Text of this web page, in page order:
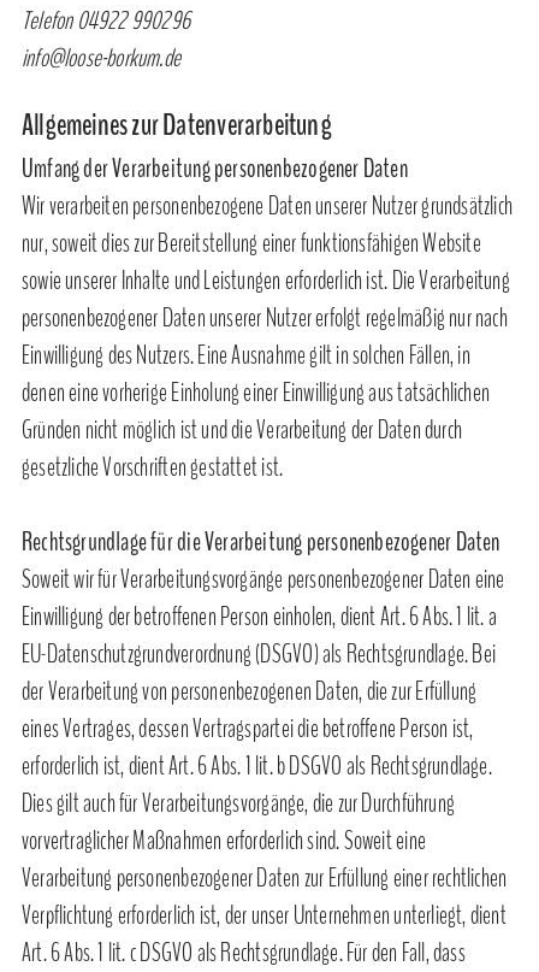
Telefon 04922 990296
info@loose-borkum.de
Allgemeines zur Datenverarbeitung
Umfang der Verarbeitung personenbezogener Daten
Wir verarbeiten personenbezogene Daten unserer Nutzer grundsätzlich
nur, soweit dies zur Bereitstellung einer funktionsfähigen Website
sowie unserer Inhalte und Leistungen erforderlich ist. Die Verarbeitung
personenbezogener Daten unserer Nutzer erfolgt regelmäßig nur nach
Einwilligung des Nutzers. Eine Ausnahme gilt in solchen Fällen, in
denen eine vorherige Einholung einer Einwilligung aus tatsächlichen
Gründen nicht möglich ist und die Verarbeitung der Daten durch
gesetzliche Vorschriften gestattet ist.
Rechtsgrundlage für die Verarbeitung personenbezogener Daten
Soweit wir für Verarbeitungsvorgänge personenbezogener Daten eine
Einwilligung der betroffenen Person einholen, dient Art. 6 Abs. 1 lit. a
EU-Datenschutzgrundverordnung (DSGVO) als Rechtsgrundlage. Bei
der Verarbeitung von personenbezogenen Daten, die zur Erfüllung
eines Vertrages, dessen Vertragspartei die betroffene Person ist,
erforderlich ist, dient Art. 6 Abs. 1 lit. b DSGVO als Rechtsgrundlage.
Dies gilt auch für Verarbeitungsvorgänge, die zur Durchführung
vorvertraglicher Maßnahmen erforderlich sind. Soweit eine
Verarbeitung personenbezogener Daten zur Erfüllung einer rechtlichen
Verpflichtung erforderlich ist, der unser Unternehmen unterliegt, dient
Art. 6 Abs. 1 lit. c DSGVO als Rechtsgrundlage. Für den Fall, dass